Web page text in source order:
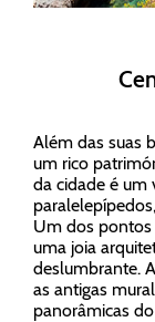
Além das suas
um rico
da cidade é um
Um dos pontos
uma joia
deslumbrante.
as antigas
panorâmicas